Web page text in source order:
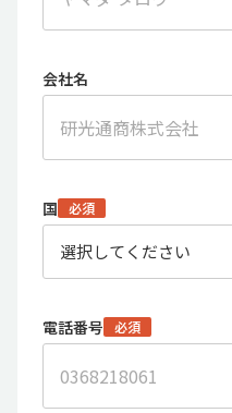
会社名
国 必須
電話番号 必須